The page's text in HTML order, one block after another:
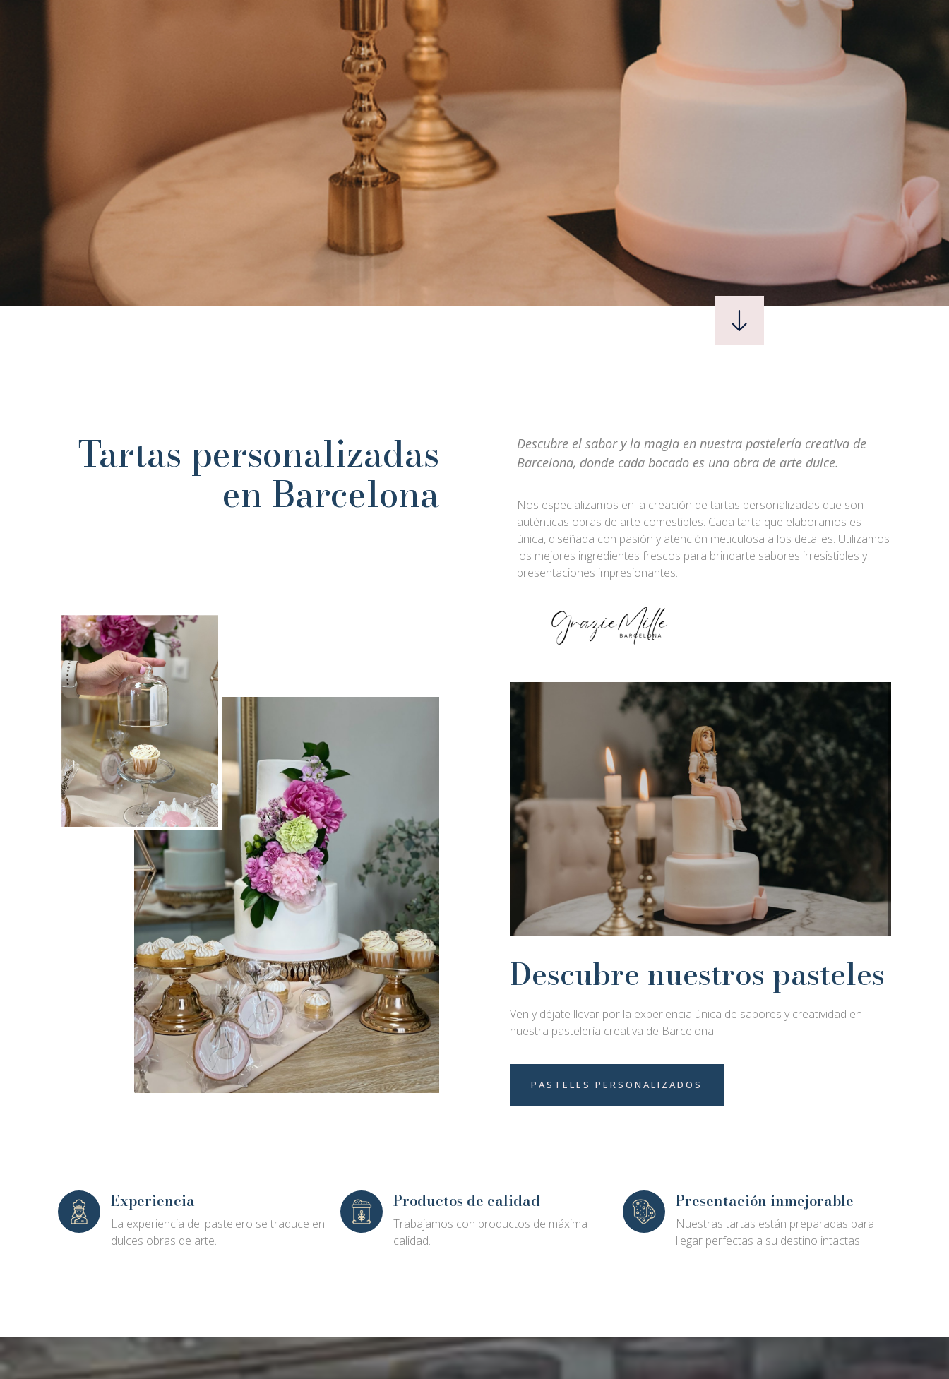
Tartas personalizadas
en Barcelona
Descubre el sabor y la magia en nuestra pastelería creativa de
Barcelona, donde cada bocado es una obra de arte dulce.
Nos especializamos en la creación de tartas personalizadas que son
auténticas obras de arte comestibles. Cada tarta que elaboramos es
única, diseñada con pasión y atención meticulosa a los detalles. Utilizamos
los mejores ingredientes frescos para brindarte sabores irresistibles y
presentaciones impresionantes.
Descubre nuestros pasteles
Ven y déjate llevar por la experiencia única de sabores y creatividad en
nuestra pastelería creativa de Barcelona.
PASTELES PERSONALIZADOS
Experiencia
La experiencia del pastelero se traduce en
dulces obras de arte.
Productos de calidad
Trabajamos con productos de máxima
calidad.
Presentación inmejorable
Nuestras tartas están preparadas para
llegar perfectas a su destino intactas.